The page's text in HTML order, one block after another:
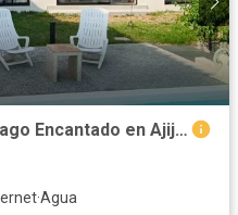
Casa en renta en Privada Lago Encantado en Ajijic, Chapala, Jal.
·Agua